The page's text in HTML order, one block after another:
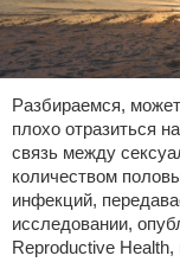
Разбираемся,
плохо отразиться
связь между
количеством
инфекций,
исследовании,
Reproductive